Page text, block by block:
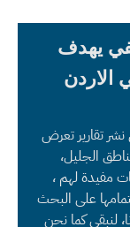
يهدف
الاردن
تقارير تعرض
الجليل،
مفيدة لهم ،
على البحث
لنبقى كما نحن